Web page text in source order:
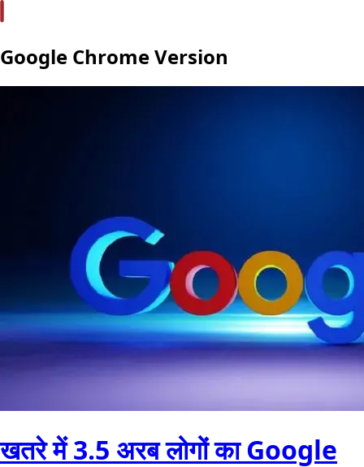
Google Chrome Version
खतरे में 3.5 अरब लोगों का Google